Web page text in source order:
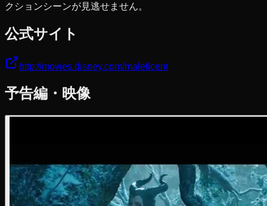
クションシーンが見逃せません。
公式サイト
http://movies.disney.com/maleficent
予告編・映像